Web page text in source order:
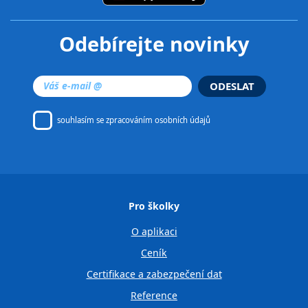
Odebírejte novinky
ODESLAT
souhlasím sezpracováním osobních údajů
Pro školky
O aplikaci
Ceník
Certifikace a zabezpečení dat
Reference